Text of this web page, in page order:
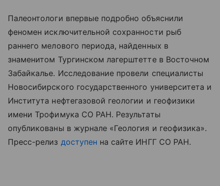
Палеонтологи впервые подробно объяснили
феномен исключительной сохранности рыб
раннего мелового периода, найденных в
знаменитом Тургинском лагерштетте в Восточном
Забайкалье. Исследование провели специалисты
Новосибирского государственного университета и
Института нефтегазовой геологии и геофизики
имени Трофимука СО РАН. Результаты
опубликованы в журнале «Геология и геофизика».
Пресс-релиз доступен на сайте ИНГГ СО РАН.